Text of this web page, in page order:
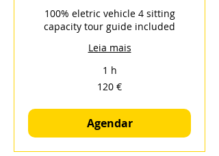
100% eletric vehicle 4 sitting
capacity tour guide included
Leia mais
1 h
120 €
Agendar